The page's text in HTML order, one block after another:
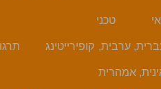
טכני
קופירייטינג ערבית,
אמהרית